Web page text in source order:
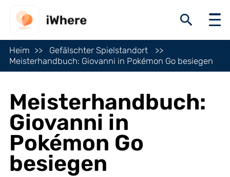
Heim
Gefälschter Spielstandort
Meisterhandbuch: Giovanni in Pokémon Go besiegen
Meisterhandbuch:
Giovanni in
Pokémon Go
besiegen